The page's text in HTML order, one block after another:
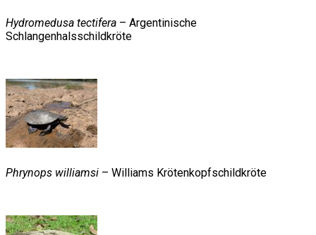
Hydromedusa tectifera – Argentinische
Schlangenhalsschildkröte
Phrynops williamsi – Williams Krötenkopfschildkröte